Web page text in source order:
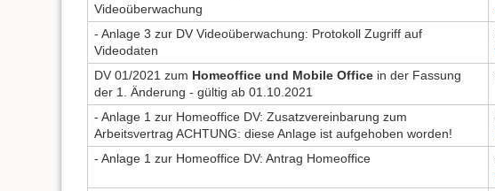
Videoüberwachung
- Anlage 3 zur DV Videoüberwachung: Protokoll Zugriff auf
Videodaten
DV 01/2021 zum Homeoffice und Mobile Office in der Fassung
der 1. Änderung - gültig ab 01.10.2021
- Anlage 1 zur Homeoffice DV: Zusatzvereinbarung zum
Arbeitsvertrag ACHTUNG: diese Anlage ist aufgehoben worden!
- Anlage 1 zur Homeoffice DV: Antrag Homeoffice